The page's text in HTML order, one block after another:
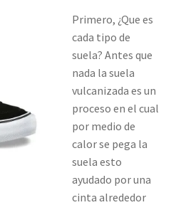
Primero, ¿Que es
cada tipo de
suela? Antes que
nada la suela
vulcanizada es un
proceso en el cual
por medio de
calor se pega la
suela esto
ayudado por una
cinta alrededor